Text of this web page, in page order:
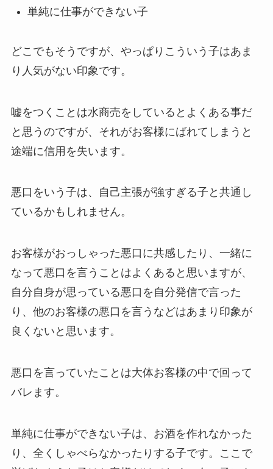
単純に仕事ができない子
どこでもそうですが、やっぱりこういう子はあま
り人気がない印象です。
嘘をつくことは水商売をしているとよくある事だ
と思うのですが、それがお客様にばれてしまうと
途端に信用を失います。
悪口をいう子は、自己主張が強すぎる子と共通し
ているかもしれません。
お客様がおっしゃった悪口に共感したり、一緒に
なって悪口を言うことはよくあると思いますが、
自分自身が思っている悪口を自分発信で言った
り、他のお客様の悪口を言うなどはあまり印象が
良くないと思います。
悪口を言っていたことは大体お客様の中で回って
バレます。
単純に仕事ができない子は、お酒を作れなかった
り、全くしゃべらなかったりする子です。ここで